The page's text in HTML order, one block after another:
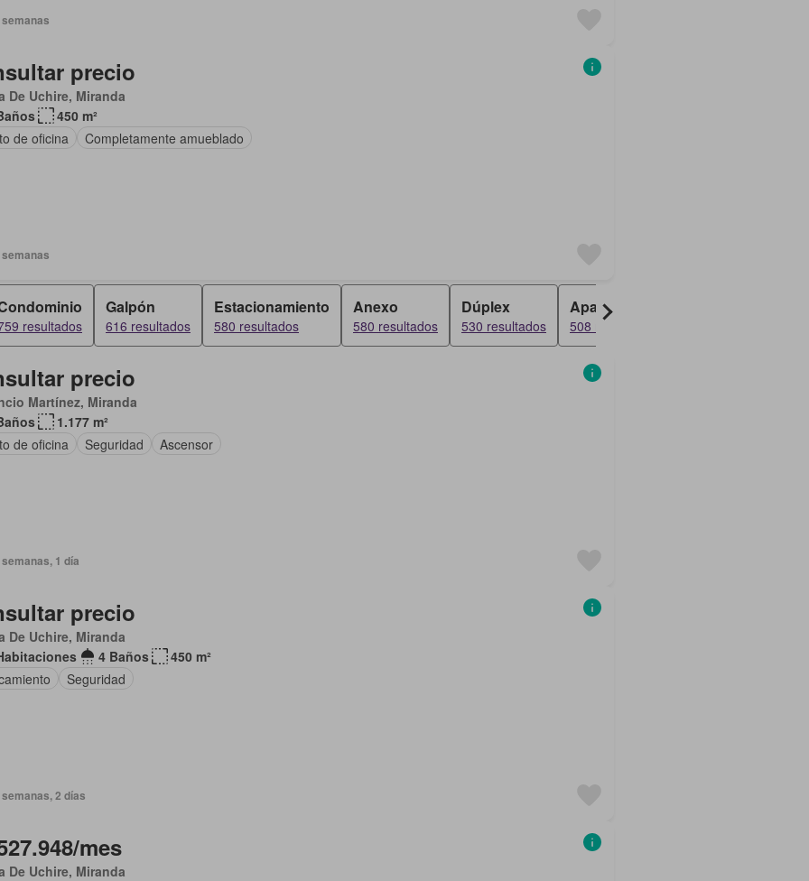
precio
De Uchire, Miranda
450 m²
de oficina
Completamente amueblado
resultados
Galpón
616 resultados
Estacionamiento
580 resultados
Anexo
580 resultados
Dúplex
530 resultados
Apartamento
508 resultados
precio
Martínez, Miranda
1.177 m²
de oficina
Seguridad Ascensor
1 día
precio
De Uchire, Miranda
4 Baños
450 m²
Seguridad
2 días
mes
De Uchire, Miranda